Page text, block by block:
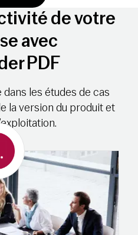
de votre
avec
PDF
les études de cas
la version du produit et